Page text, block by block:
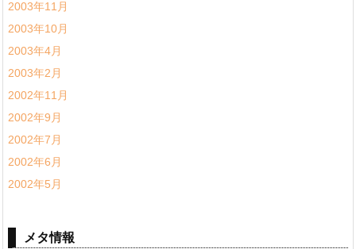
2003年11月
2003年10月
2003年4月
2003年2月
2002年11月
2002年9月
2002年7月
2002年6月
2002年5月
メタ情報